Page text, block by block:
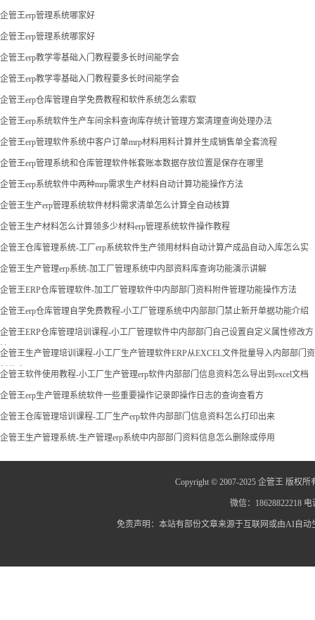
企管王erp管理系统哪家好
企管王erp管理系统哪家好
企管王erp教学零基础入门教程要多长时间能学会
企管王erp教学零基础入门教程要多长时间能学会
企管王erp仓库管理自学免费教程和软件系统怎么索取
企管王erp系统软件生产车间余料查询库存统计管理方案清理查询处理办法
企管王erp管理软件系统中客户订单mrp材料用料计算并生成销售单全套流程
企管王erp管理系统和仓库管理软件帐套账本数据存放位置是保存在哪里
企管王erp系统软件中两种mrp需求生产材料自动计算功能操作方法
企管王生产erp管理系统软件材料需求清单怎么计算全自动核算
企管王生产材料怎么计算领多少材料erp管理系统软件操作教程
企管王仓库管理系统-工厂erp系统软件生产领用材料自动计算产成品自动入库怎么实
现
企管王生产管理erp系统-加工厂管理系统中内部资料库查询功能演示讲解
企管王ERP仓库管理软件-加工厂管理软件中内部部门资料附件管理功能操作方法
企管王erp仓库管理自学免费教程-小工厂管理系统中内部部门禁止新开单据功能介绍
企管王ERP仓库管理培训课程-小工厂管理软件中内部部门自己设置自定义属性修改方
法
企管王生产管理培训课程-小工厂生产管理软件ERP从EXCEL文件批量导入内部部门资
料信息
企管王软件使用教程-小工厂生产管理erp软件内部部门信息资料怎么导出到excel文档
企管王erp生产管理系统软件一些重要操作记录即操作日志的查询查看方
企管王仓库管理培训课程-工厂生产erp软件内部部门信息资料怎么打印出来
企管王生产管理系统-生产管理erp系统中内部部门资料信息怎么删除或停用
Copyright © 2007-2025 企管王 版权所
微信：18628822218
免责声明：本站有部份文章来源于互联网或由AI自